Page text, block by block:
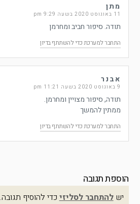
מתן
11 באוגוסט 2020 בשעה 9:29 pm
תודה. סיפור חביב ומחרמן
התחבר למערכת כדי להשתתף בדיון
אבנר
9 באוגוסט 2020 בשעה 11:21 pm
תודה, סיפור מצויין ומחרמן.
ממתין להמשך
התחבר למערכת כדי להשתתף בדיון
הוספת תגובה
ישלהתחבר לסליזיכדי להוסיף תגובה.